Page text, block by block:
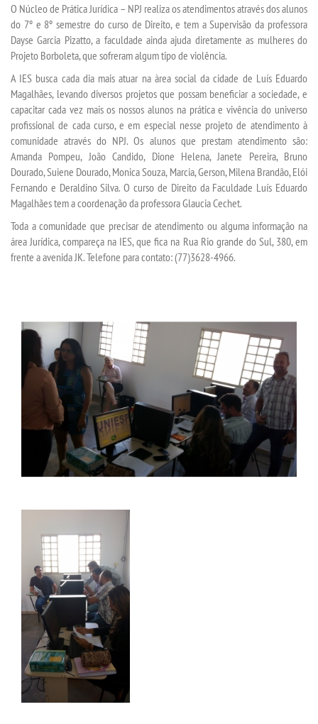
REVISTAS ELETRÔNICAS
REVISTA TRANSVERSAL
UNIESP NEWS
REPOSITÓRIO
MANUAIS
REGULAMENTOS
REGIMENTOS
PPC
PLANOS
RESOLUÇÕES
WEBMAIL
PORTAL DE ALUNOS
PORTAL DE PROFESSORES/ACADÊMICO
UNIESP
O Núcleo de Prática Jurídica – NPJ realiza os atendimentos através dos alunos
do 7º e 8º semestre do curso de Direito, e tem a Supervisão da professora
Dayse Garcia Pizatto, a faculdade ainda ajuda diretamente as mulheres do
Projeto Borboleta, que sofreram algum tipo de violência.
A IES busca cada dia mais atuar na àrea social da cidade de Luís Eduardo
Magalhães, levando diversos projetos que possam beneficiar a sociedade, e
capacitar cada vez mais os nossos alunos na prática e vivência do universo
profissional de cada curso, e em especial nesse projeto de atendimento à
comunidade através do NPJ. Os alunos que prestam atendimento são:
Amanda Pompeu, João Candido, Dione Helena, Janete Pereira, Bruno
Dourado, Suiene Dourado, Monica Souza, Marcia, Gerson, Milena Brandão, Elói
Fernando e Deraldino Silva. O curso de Direito da Faculdade Luís Eduardo
Magalhães tem a coordenação da professora Glaucia Cechet.
Toda a comunidade que precisar de atendimento ou alguma informação na
área Jurídica, compareça na IES, que fica na Rua Rio grande do Sul, 380, em
frente a avenida JK. Telefone para contato: (77)3628-4966.